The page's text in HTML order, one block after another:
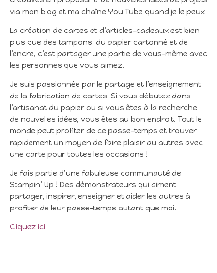
via mon blog et ma chaîne You Tube quand je le peux
La création de cartes et d’articles-cadeaux est bien
plus que des tampons, du papier cartonné et de
l’encre, c’est partager une partie de vous-même avec
les personnes que vous aimez.
Je suis passionnée par le partage et l’enseignement
de la fabrication de cartes. Si vous débutez dans
l’artisanat du papier ou si vous êtes à la recherche
de nouvelles idées, vous êtes au bon endroit. Tout le
monde peut profiter de ce passe-temps et trouver
rapidement un moyen de faire plaisir au autres avec
une carte pour toutes les occasions !
Je fais partie d’une fabuleuse communauté de
Stampin’ Up ! Des démonstrateurs qui aiment
partager, inspirer, enseigner et aider les autres à
profiter de leur passe-temps autant que moi.
Cliquez ici